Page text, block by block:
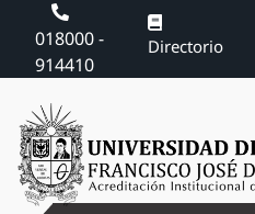
018000 -
914410
Directorio